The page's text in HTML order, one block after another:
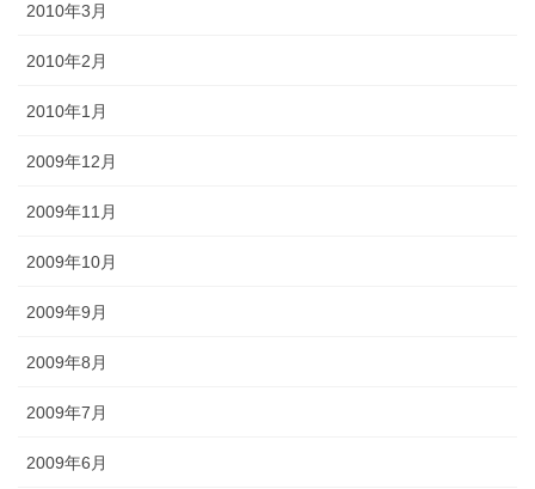
2010年3月
2010年2月
2010年1月
2009年12月
2009年11月
2009年10月
2009年9月
2009年8月
2009年7月
2009年6月